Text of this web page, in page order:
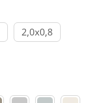
2,0х0,8